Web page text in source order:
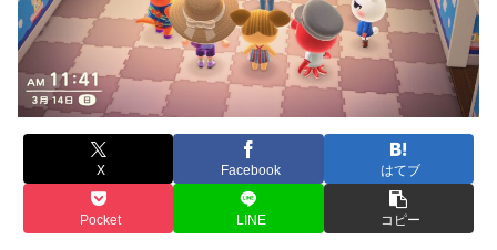
X Facebook はてブ
Pocket LINE コピー